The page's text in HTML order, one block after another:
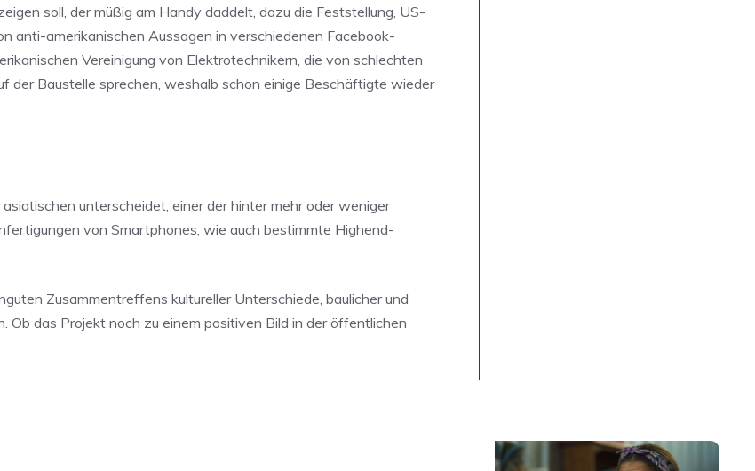
soll, der müßig am Handy daddelt, dazu die Feststellung, US-
anti-amerikanischen Aussagen in verschiedenen Facebook-
Vereinigung von Elektrotechnikern, die von schlechten
der Baustelle sprechen, weshalb schon einige Beschäftigte wieder
unterscheidet, einer der hinter mehr oder weniger
von Smartphones, wie auch bestimmte Highend-
Zusammentreffens kultureller Unterschiede, baulicher und
das Projekt noch zu einem positiven Bild in der öffentlichen